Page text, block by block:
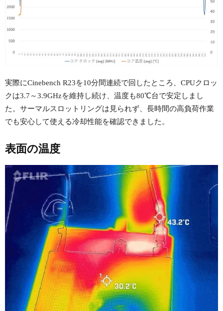
実際にCinebench R23を10分間連続で回したところ、CPUクロッ
クは3.7～3.9GHzを維持し続け、温度も80℃台で安定しまし
た。サーマルスロットリングは見られず、長時間の高負荷作業
でも安心して使える冷却性能を確認できました。
表面の温度